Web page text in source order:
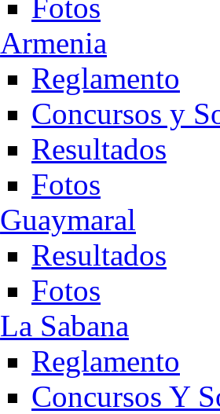
Fotos
Armenia
Reglamento
Concursos y
Resultados
Fotos
Guaymaral
Resultados
Fotos
La Sabana
Reglamento
Concursos Y